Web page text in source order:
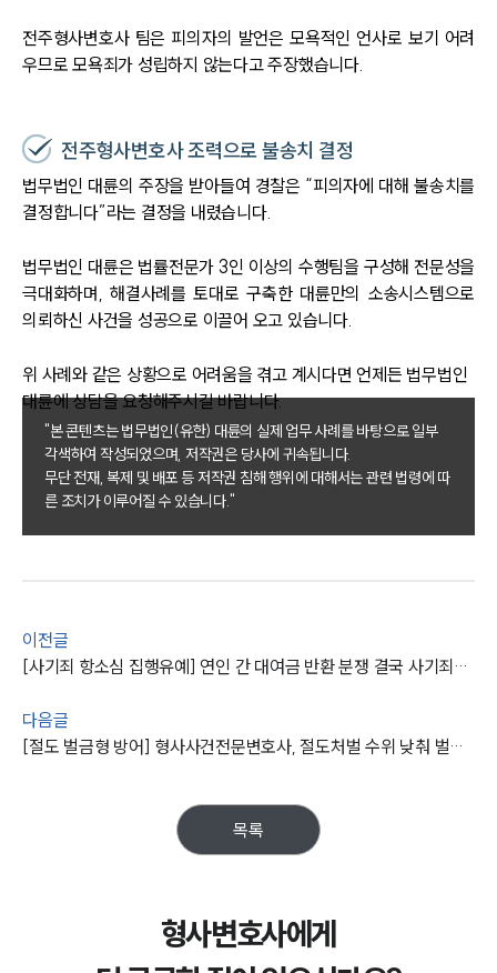
그룹소개
그룹소개
AI대륜
업무사례
사례분석/최신동향
형사 법률정보
법률지식인
업무분야
전주형사변호사 팀은 피의자의 발언은 모욕적인 언사로 보기 어려
우므로 모욕죄가 성립하지 않는다고 주장했습니다.
전주형사변호사 조력으로 불송치 결정
법무법인 대륜의 주장을 받아들여 경찰은 “피의자에 대해 불송치를
결정합니다”라는 결정을 내렸습니다.
법무법인 대륜은 법률전문가 3인 이상의 수행팀을 구성해 전문성을
극대화하며, 해결사례를 토대로 구축한 대륜만의 소송시스템으로
의뢰하신 사건을 성공으로 이끌어 오고 있습니다.
위 사례와 같은 상황으로 어려움을 겪고 계시다면 언제든 법무법인
대륜에 상담을 요청해주시길 바랍니다.
"본 콘텐츠는 법무법인(유한) 대륜의 실제 업무 사례를 바탕으로 일부
각색하여 작성되었으며, 저작권은 당사에 귀속됩니다.
무단 전재, 복제 및 배포 등 저작권 침해 행위에 대해서는 관련 법령에 따
른 조치가 이루어질 수 있습니다."
이전글
[사기죄 항소심 집행유예] 연인 간 대여금 반환 분쟁 결국 사기죄구속, 사기죄전문변호사 조력 통해 징역형 실형 면해
다음글
[절도 벌금형 방어] 형사사건전문변호사, 절도처벌 수위 낮춰 벌금형 방어 성공
목록
형사변호사에게